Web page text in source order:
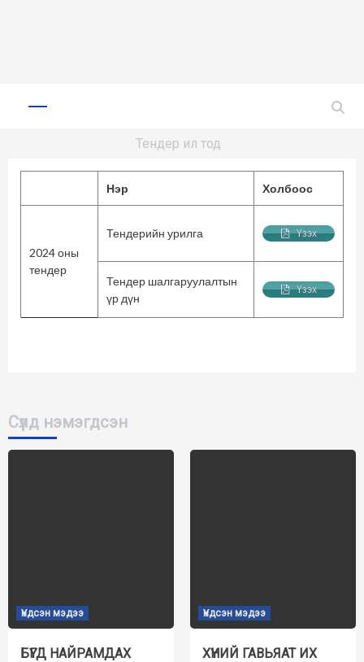
Primary
Тендер ил тод
Нэр Холбоос
2024 оны
тендер
Тендерийн урилга Үзэх
Тендер шалгаруулалтын
үр дүн
Үзэх
Сүүлд нэмэгдсэн
Үндсэн мэдээ
БҮГД НАЙРАМДАХ
Үндсэн мэдээ
ХҮНИЙ ГАВЬЯАТ ИХ